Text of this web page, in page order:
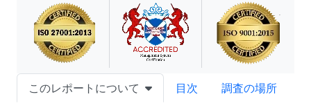
このレポートについて 目次
調査の場所